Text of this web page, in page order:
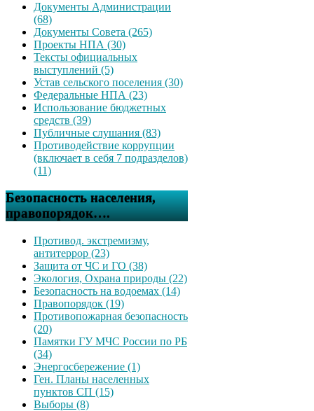
Документы Администрации
(68)
Документы Совета (265)
Проекты НПА (30)
Тексты официальных
выступлений (5)
Устав сельского поселения (30)
Федеральные НПА (23)
Использование бюджетных
средств (39)
Публичные слушания (83)
Противодействие коррупции
(включает в себя 7 подразделов)
(11)
Безопасность населения,
правопорядок….
Противод. экстремизму,
антитеррор (23)
Защита от ЧС и ГО (38)
Экология, Охрана природы (22)
Безопасность на водоемах (14)
Правопорядок (19)
Противопожарная безопасность
(20)
Памятки ГУ МЧС России по РБ
(34)
Энергосбережение (1)
Ген. Планы населенных
пунктов СП (15)
Выборы (8)